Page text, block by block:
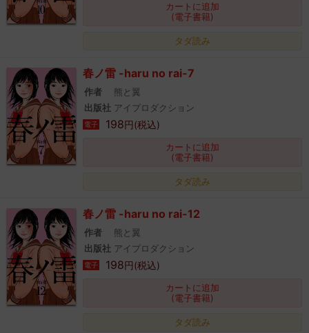
カートに追加
(電子書籍)
タダ読み
春ノ雷 -haru no rai-7
作者
熊と翼
出版社 アイプロダクション
電子 198円(税込)
カートに追加
(電子書籍)
タダ読み
春ノ雷 -haru no rai-12
作者
熊と翼
出版社 アイプロダクション
電子 198円(税込)
カートに追加
(電子書籍)
タダ読み